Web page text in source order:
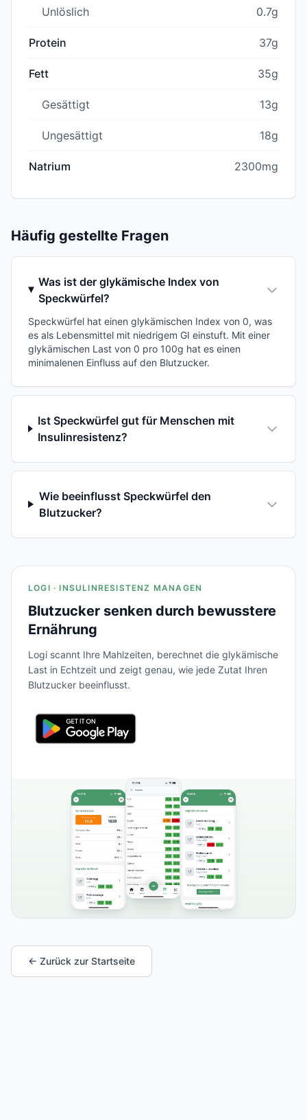
Unlöslich 0.7g
Protein 37g
Fett 35g
Gesättigt 13g
Ungesättigt 18g
Natrium 2300mg
Häufig gestellte Fragen
Was ist der glykämische Index von
Speckwürfel?
Speckwürfel hat einen glykämischen Index von 0, was
es als Lebensmittel mit niedrigem GI einstuft. Mit einer
glykämischen Last von 0 pro 100g hat es einen
minimalenen Einfluss auf den Blutzucker.
Ist Speckwürfel gut für Menschen mit
Insulinresistenz?
Wie beeinflusst Speckwürfel den
Blutzucker?
LOGI · INSULINRESISTENZ MANAGEN
Blutzucker senken durch bewusstere
Ernährung
Logi scannt Ihre Mahlzeiten, berechnet die glykämische
Last in Echtzeit und zeigt genau, wie jede Zutat Ihren
Blutzucker beeinflusst.
← Zurück zur Startseite